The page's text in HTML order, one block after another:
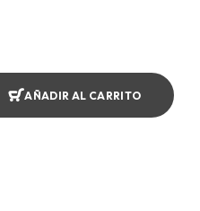
AÑADIR AL CARRITO